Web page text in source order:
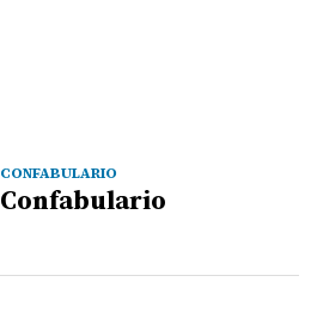
CONFABULARIO
Confabulario